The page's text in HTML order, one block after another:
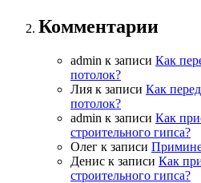
Комментарии
admin к записи Как
потолок?
Лия к записи Как
потолок?
admin к записи Как
строительного гипса?
Олег к записи
Денис к записи Как
строительного гипса?